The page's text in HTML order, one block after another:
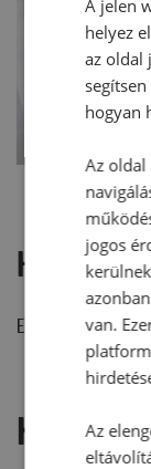
Ehhez a recepthez
A jelen
helyez
az oldal
hogyan
Az oldal
jogos
van.
Az